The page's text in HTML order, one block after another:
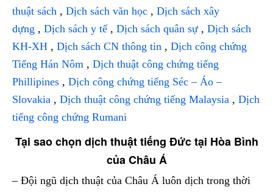
thuật sách , Dịch sách văn học , Dịch sách xây
dựng , Dịch sách y tế, Dịch sách quân sự, Dịch sách
KH-XH , Dịch sách CN thông tin , Dịch công chứng
Tiếng Hán Nôm , Dịch thuật công chứng tiếng
Phillipines , Dịch công chứng tiếng Séc – Áo –
Slovakia , Dịch thuật công chứng tiếng Malaysia , Dịch
tiếng công chứng Rumani
Tại sao chọn dịch thuật tiếng Đức tại Hòa Bình
của Châu Á
– Đội ngũ dịch thuật của Châu Á luôn dịch trong thời